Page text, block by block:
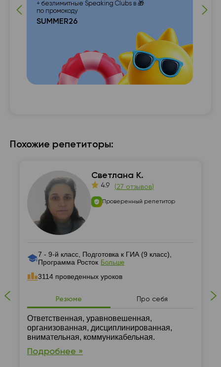
+ безлимитные Speaking Clubs в 🎁
по промокоду
SUMMER26
Похожие репетиторы:
Светлана К.
4.9 (27 отзывов)
Проверенный репетитор
7 - 9-й класс, Подготовка к ГИА (9 класс),
Программа Росток Больше
3114 проведенных уроков
Резюме Про себя
Ответственная, уравновешенная,
организованная, дисциплинированная,
внимательная, коммуникабельная.
Подробнее »